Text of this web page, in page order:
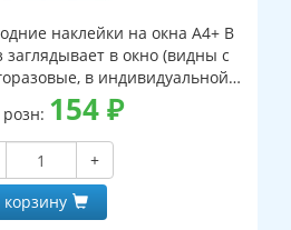
наклейки на окна А4+ В
в окно (видны с
в индивидуальной
и клеевым клапаном)
154₽
+
корзину